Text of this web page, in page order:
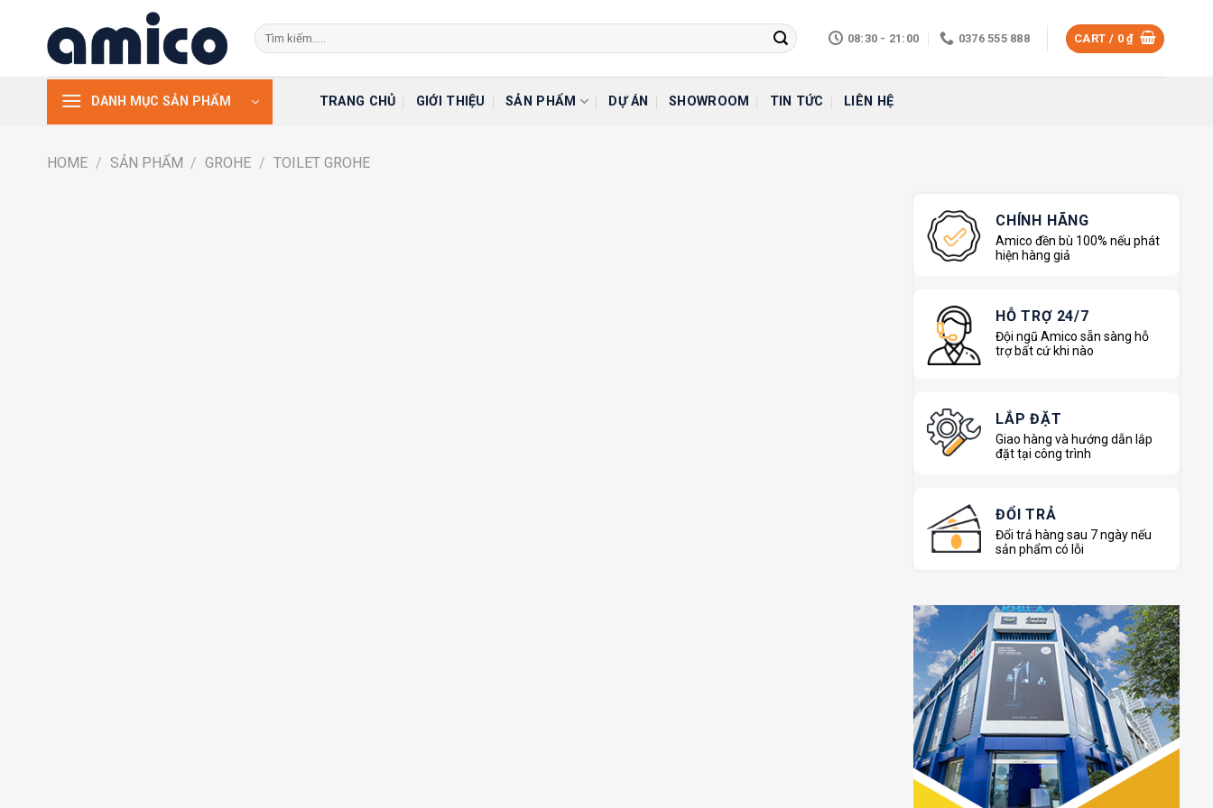
Search
for:
08:30 - 21:00 0376 555 888 CART / 0₫
DANH MỤC SẢN PHẨM TRANG CHỦ GIỚI THIỆU SẢN PHẨM DỰ ÁN SHOWROOM TIN TỨC LIÊN HỆ
HOME / SẢN PHẨM / GROHE / TOILET GROHE
CHÍNH HÃNG
Amico đền bù 100% nếu phát
hiện hàng giả
HỖ TRỢ 24/7
Đội ngũ Amico sẵn sàng hỗ
trợ bất cứ khi nào
LẮP ĐẶT
Giao hàng và hướng dẫn lắp
đặt tại công trình
ĐỔI TRẢ
Đổi trả hàng sau 7 ngày nếu
sản phẩm có lỗi